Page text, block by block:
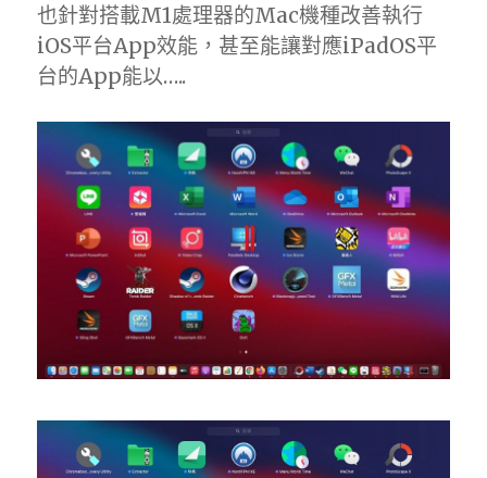
也針對搭載M1處理器的Mac機種改善執行
iOS平台App效能，甚至能讓對應iPadOS平
台的App能以…..